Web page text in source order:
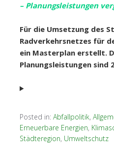
– Planungsleistungen
Für die Umsetzung des
Radverkehrsnetzes für
ein Masterplan erstellt.
Planungsleistungen sind
Posted in: Abfallpolitik,
Erneuerbare Energien,
Städteregion, Umweltschutz